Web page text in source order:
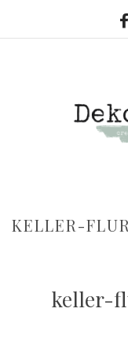
KELLER-
keller-